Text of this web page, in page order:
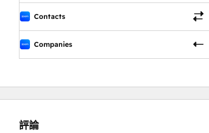
Contacts
Companies
評論
成
成
成 成